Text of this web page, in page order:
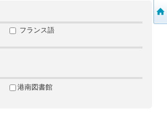
フランス語
港南図書館